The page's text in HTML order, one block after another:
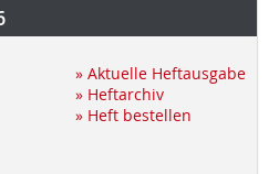
» Aktuelle Heftausgabe
» Heftarchiv
» Heft bestellen